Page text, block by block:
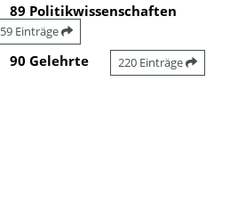
89 Politikwissenschaften
59 Einträge
90 Gelehrte 220 Einträge